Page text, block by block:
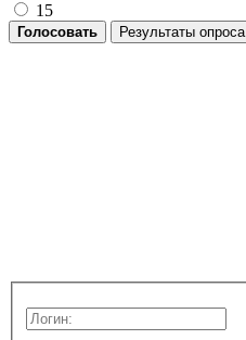
15
Голосовать Результаты опроса